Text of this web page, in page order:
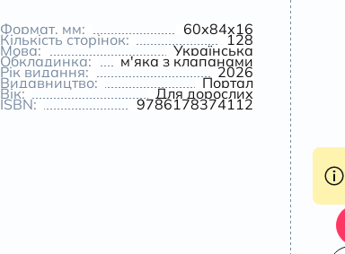
Формат, мм: 60х84х16
Кількість сторінок: 128
Мова: Українська
Обкладинка: м'яка з клапанами
Рік видання: 2026
Видавництво: Портал
Вік: Для дорослих
ISBN: 9786178374112